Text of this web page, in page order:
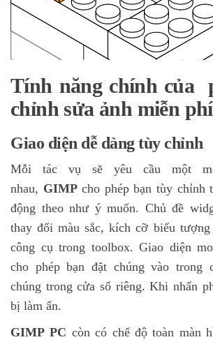
Tính năng chính của
chỉnh sửa ảnh miễn
Giao diện dễ dàng tùy chỉnh
Mỗi tác vụ sẽ yêu cầu một
nhau, GIMPcho phép bạn tùy chỉnh
động theo như ý muốn. Chủ đề
thay đổi màu sắc, kích cỡ biểu
công cụ trong toolbox. Giao diện
cho phép bạn đặt chúng vào trong
chúng trong cửa sổ riêng. Khi nhấn
bị làm ẩn.
GIMP PC còn có chế độ toàn màn